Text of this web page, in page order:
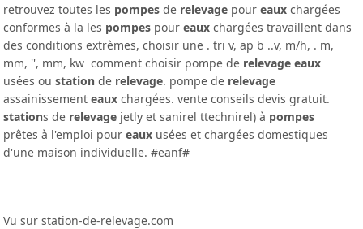
retrouvez toutes les pompes de relevage poureaux chargées
conformes à la les pompes poureaux chargées travaillent dans
des conditions extrèmes, choisir une . tri v, ap b ..v, m/h, . m,
mm, '', mm, kw comment choisir pompe de relevage eaux
usées oustation de relevage. pompe de relevage
assainissementeaux chargées. vente conseils devis gratuit.
stations de relevage jetly et sanirel ttechnirel) à pompes
prêtes à l'emploi poureaux usées et chargées domestiques
d'une maison individuelle. #eanf#
Vu sur station-de-relevage.com